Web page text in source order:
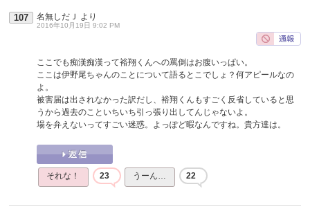
107 名無しだＪ より
2016年10月19日 9:02 PM
ここでも痴漢痴漢って裕翔くんへの罵倒はお腹いっぱい。
ここは伊野尾ちゃんのことについて語るとこでしょ？何アピールなの
よ。
被害届は出されなかった訳だし、裕翔くんもすごく反省していると思
うから過去のこといちいち引っ張り出してんじゃないよ。
場を弁えないってすごい迷惑。よっぽど暇なんですね。貴方達は。
それな！ 23 うーん… 22